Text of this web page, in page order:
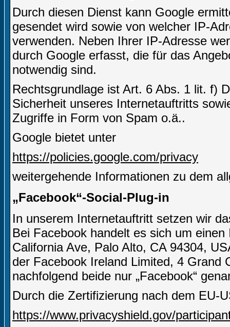
Durch diesen Dienst kann Google
gesendet wird sowie von welcher IP-
verwenden. Neben Ihrer IP-Adresse
durch Google erfasst, die für das
notwendig sind.
Rechtsgrundlage ist Art. 6 Abs. 1 lit. f)
Sicherheit unseres Internetauftritts
Zugriffe in Form von Spam o.ä..
Google bietet unter
https://policies.google.com/privacy
weitergehende Informationen zu dem
„Facebook“-Social-Plug-in
In unserem Internetauftritt setzen wir
Bei Facebook handelt es sich um
California Ave, Palo Alto, CA 94304,
der Facebook Ireland Limited, 4 Grand
nachfolgend beide nur „Facebook“
Durch die Zertifizierung nach dem EU-
https://www.privacyshield.gov/